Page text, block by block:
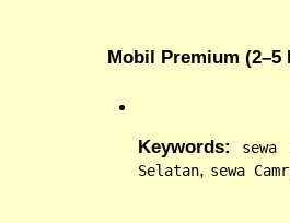
Mobil Premium (2–5
Keywords:
Selatan, sewa